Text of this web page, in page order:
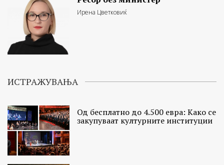
Ирена Цветковиќ
ИСТРАЖУВАЊА
Од бесплатно до 4.500 евра: Како се
закупуваат културните институции